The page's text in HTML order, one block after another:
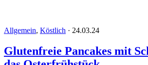
Allgemein, Köstlich · 24.03.24
Glutenfreie Pancakes mit